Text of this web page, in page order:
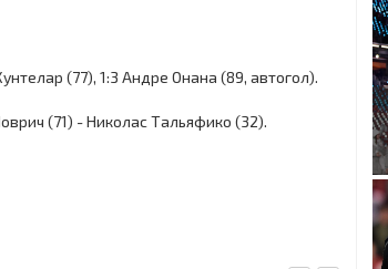
(77), 1:3 Андре Онана (89, автогол).
(71) - Николас Тальяфико (32).